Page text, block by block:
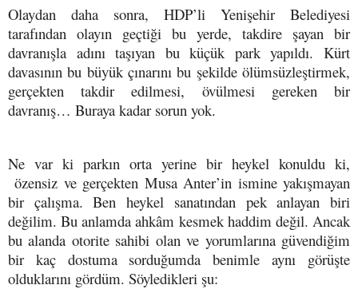
Olaydan daha sonra, HDP’li Yenişehir Belediyesi
tarafından olayın geçtiği bu yerde, takdire şayan bir
davranışla adını taşıyan bu küçük park yapıldı. Kürt
davasının bu büyük çınarını bu şekilde ölümsüzleştirmek,
gerçekten takdir edilmesi, övülmesi gereken bir
davranış… Buraya kadar sorun yok.
Ne var ki parkın orta yerine bir heykel konuldu ki,
özensiz ve gerçekten Musa Anter’in ismine yakışmayan
bir çalışma. Ben heykel sanatından pek anlayan biri
değilim. Bu anlamda ahkâm kesmek haddim değil. Ancak
bu alanda otorite sahibi olan ve yorumlarına güvendiğim
bir kaç dostuma sorduğumda benimle aynı görüşte
olduklarını gördüm. Söyledikleri şu: